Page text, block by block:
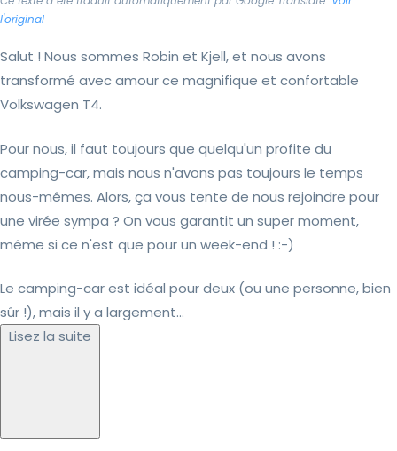
l'original
Salut ! Nous sommes Robin et Kjell, et nous avons
transformé avec amour ce magnifique et confortable
Volkswagen T4.
Pour nous, il faut toujours que quelqu'un profite du
camping-car, mais nous n'avons pas toujours le temps
nous-mêmes. Alors, ça vous tente de nous rejoindre pour
une virée sympa ? On vous garantit un super moment,
même si ce n'est que pour un week-end ! :-)
Le camping-car est idéal pour deux (ou une personne, bien
sûr !), mais il y a largement...
Lisez la suite